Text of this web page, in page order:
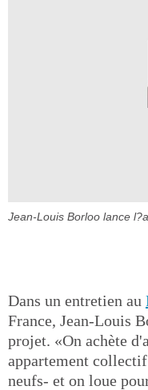
Jean-Louis Borloo lance
Dans un entretien au
France, Jean-Louis
projet. «On achète
appartement
neufs- et on loue